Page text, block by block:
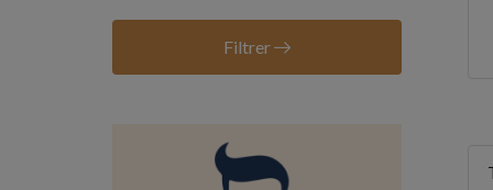
Bas-Rhin
Calvados
Filtrer